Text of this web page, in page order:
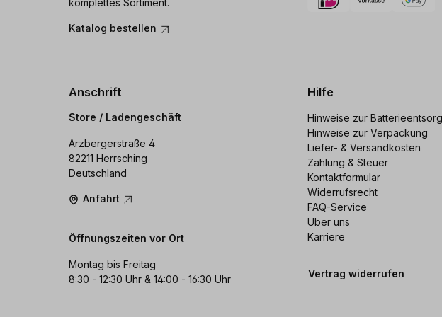
komplettes Sortiment.
Katalog bestellen
Anschrift
Store / Ladengeschäft
Arzbergerstraße 4
82211 Herrsching
Deutschland
Anfahrt
Öffnungszeiten vor Ort
Montag bis Freitag
8:30 - 12:30 Uhr & 14:00 - 16:30 Uhr
Hilfe
Hinweise zur
Hinweise zur Verpackung
Liefer- & Versandkosten
Zahlung & Steuer
Kontaktformular
Widerrufsrecht
FAQ-Service
Über uns
Karriere
Vertrag widerrufen